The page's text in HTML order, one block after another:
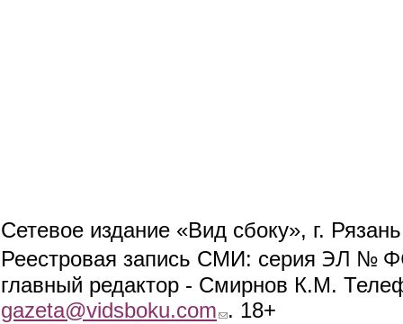
Сетевое издание «Вид сбоку», г.
Реестровая запись СМИ: серия ЭЛ №
главный редактор - Смирнов К.М.
gazeta@vidsboku.com (link sends e-mail)
. 18+